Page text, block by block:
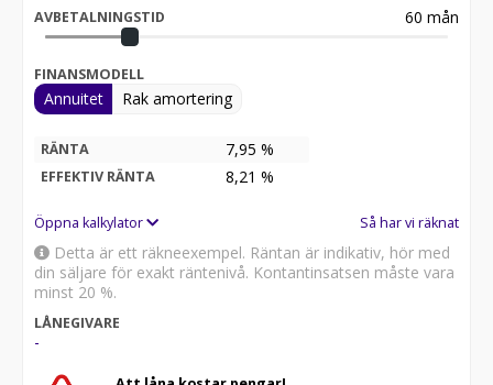
AVBETALNINGSTID 60 mån
FINANSMODELL
Annuitet Rak amortering
RÄNTA 7,95 %
EFFEKTIV RÄNTA 8,21 %
Öppna kalkylator Så har vi räknat
Detta är ett räkneexempel. Räntan är indikativ, hör med
din säljare för exakt räntenivå. Kontantinsatsen måste vara
minst 20 %.
LÅNEGIVARE
-